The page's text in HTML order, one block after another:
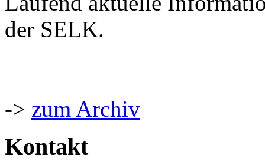
der SELK.
-> zum Archiv
Kontakt